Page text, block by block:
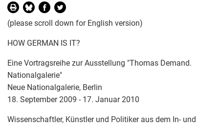
(please scroll down for English version)
HOW GERMAN IS IT?
Eine Vortragsreihe zur Ausstellung "Thomas Demand.
Nationalgalerie"
Neue Nationalgalerie, Berlin
18. September 2009 - 17. Januar 2010
Wissenschaftler, Künstler und Politiker aus dem In- und